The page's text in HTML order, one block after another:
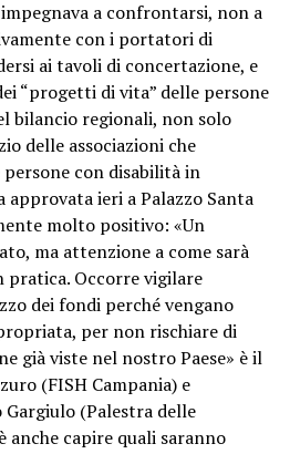
a confrontarsi, non a
con i portatori di
ai tavoli di concertazione, e
“progetti di vita” delle persone
bilancio regionali, non solo
delle associazioni che
con disabilità in
approvata ieri a Palazzo Santa
molto positivo: «Un
ma attenzione a come sarà
Occorre vigilare
dei fondi perché vengano
per non rischiare di
già viste nel nostro Paese» è il
(FISH Campania) e
Gargiulo (Palestra delle
capire quali saranno